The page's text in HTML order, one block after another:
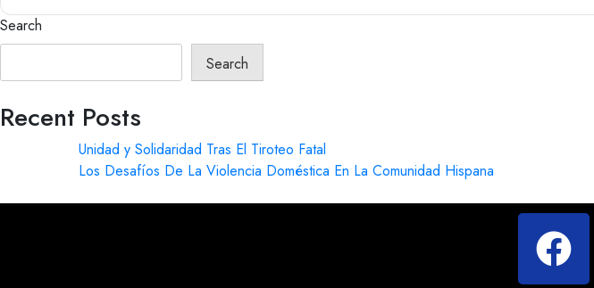
Search
Search
Recent Posts
Unidad y Solidaridad Tras El Tiroteo Fatal
Los Desafíos De La Violencia Doméstica En La Comunidad Hispana